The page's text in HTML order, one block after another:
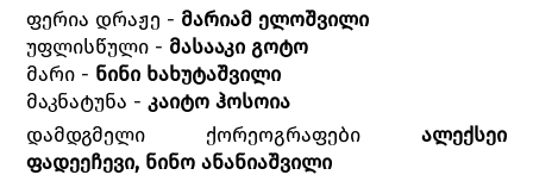
ფერია დრაჟე - მარიამ ელოშვილი
უფლისწული - მასააკი გოტო
მარი - ნინი ხახუტაშვილი
მაკნატუნა -კაიტო ჰოსოია
დამდგმელი ქორეოგრაფები ალექსეი
ფადეეჩევი, ნინო ანანიაშვილი